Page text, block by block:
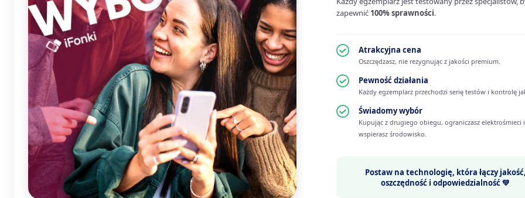
zapewnić 100% sprawności.
Atrakcyjna cena
Oszczędzasz, nie rezygnując z jakości premium.
Pewność działania
Każdy egzemplarz przechodzi serię testów i kontrolę
Świadomy wybór
Kupując z drugiego obiegu, ograniczasz elektrośmieci i
wspierasz środowisko.
Postaw na technologię, która łączy
oszczędność i odpowiedzialność 💚